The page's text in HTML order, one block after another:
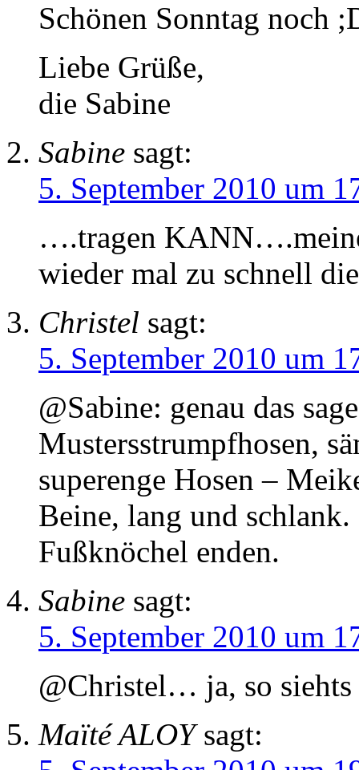
Schönen Sonntag noch
Liebe Grüße,
die Sabine
Sabine sagt:
5. September 2010 um
….tragen
wieder mal zu schnell
Christel sagt:
5. September 2010 um
@Sabine: genau das
Mustersstrumpfhosen,
superenge Hosen –
Beine, lang und
Fußknöchel enden.
Sabine sagt:
5. September 2010 um
@Christel… ja, so
Maïté ALOY sagt: